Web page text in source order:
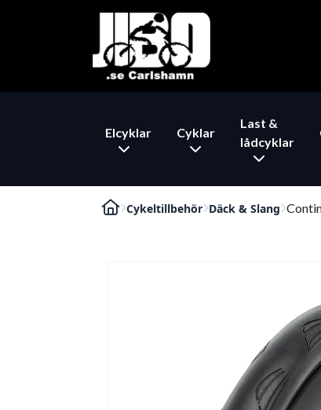
Elcyklar Cyklar
Last &
lådcyklar
Cykeltillbehör Däck & Slang